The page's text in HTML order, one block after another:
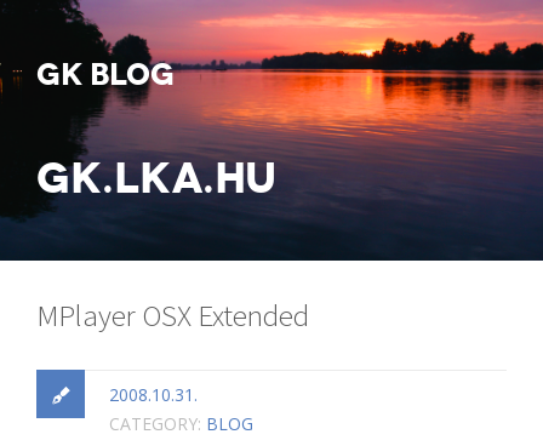
GK BLOG
GK.LKA.HU
MPlayer OSX Extended
2008.10.31.
CATEGORY: BLOG